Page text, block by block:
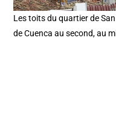
Les toits du quartier de
de Cuenca au second, au